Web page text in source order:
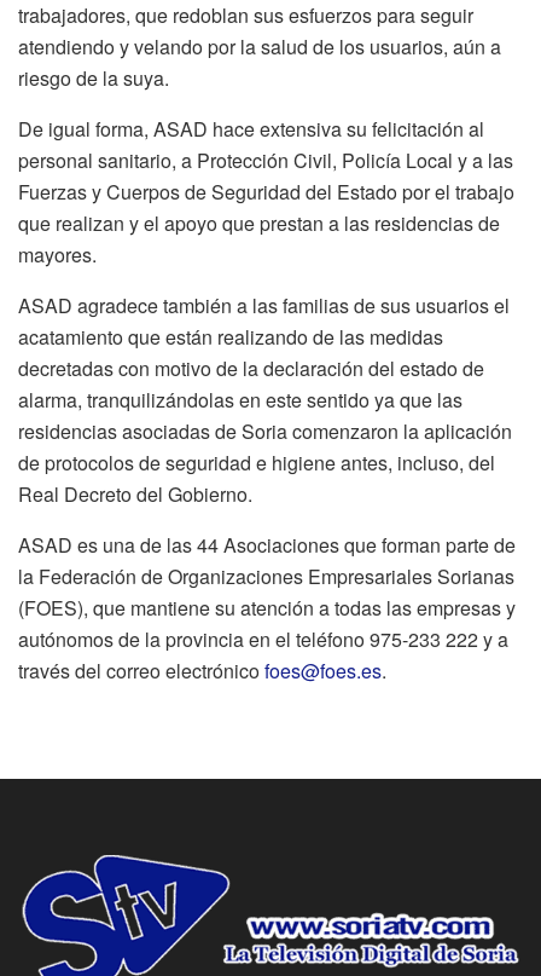
trabajadores, que redoblan sus esfuerzos para seguir
atendiendo y velando por la salud de los usuarios, aún a
riesgo de la suya.
De igual forma, ASAD hace extensiva su felicitación al
personal sanitario, a Protección Civil, Policía Local y a las
Fuerzas y Cuerpos de Seguridad del Estado por el trabajo
que realizan y el apoyo que prestan a las residencias de
mayores.
ASAD agradece también a las familias de sus usuarios el
acatamiento que están realizando de las medidas
decretadas con motivo de la declaración del estado de
alarma, tranquilizándolas en este sentido ya que las
residencias asociadas de Soria comenzaron la aplicación
de protocolos de seguridad e higiene antes, incluso, del
Real Decreto del Gobierno.
ASAD es una de las 44 Asociaciones que forman parte de
la Federación de Organizaciones Empresariales Sorianas
(FOES), que mantiene su atención a todas las empresas y
autónomos de la provincia en el teléfono 975-233 222 y a
través del correo electrónicofoes@foes.es.